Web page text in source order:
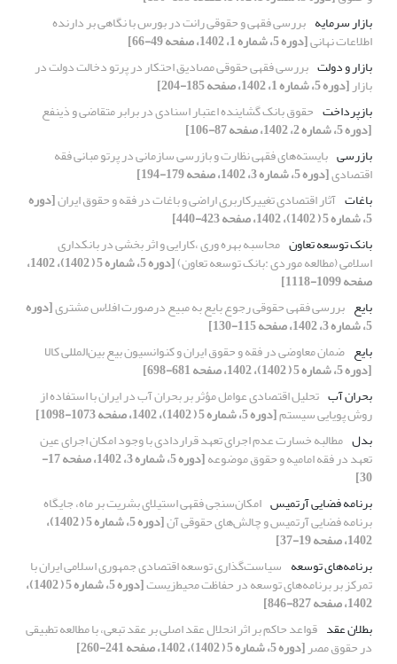
بازار سرمایه بررسی فقهی و حقوقی رانت در بورس با نگاهی بر دارنده
اطلاعات نهانی[دوره 5، شماره 1، 1402، صفحه 49-66]
بازار و دولت بررسی فقهی حقوقی مصادیق احتکار در پرتو دخالت دولت در
بازار[دوره 5، شماره 1، 1402، صفحه 185-204]
بازپرداخت حقوق بانک گشاینده اعتبار اسنادی در برابر متقاضی و ذینفع
[دوره 5، شماره 2، 1402، صفحه 87-106]
بازرسی بایسته‌های فقهی نظارت و بازرسی سازمانی در پرتو مبانی فقه
اقتصادی[دوره 5، شماره 3، 1402، صفحه 179-194]
باغات آثار اقتصادی تغییرکاربری اراضی و باغات در فقه و حقوق ایران[دوره
5، شماره 5 ( 1402)، 1402، صفحه 423-440]
بانک توسعه تعاون محاسبه بهره وری ،کارایی و اثر بخشی در بانکداری
اسلامی (مطالعه موردی :بانک توسعه تعاون) [دوره 5، شماره 5 ( 1402)، 1402،
صفحه 1099-1118]
بایع بررسی فقهی حقوقی رجوع بایع به مبیع درصورت افلاس مشتری[دوره
5، شماره 3، 1402، صفحه 115-130]
بایع ضمان معاوضی در فقه و حقوق ایران و کنوانسیون بیع بین‌المللی کالا
[دوره 5، شماره 5 ( 1402)، 1402، صفحه 681-698]
بحران آب تحلیل اقتصادی عوامل مؤثر بر بحران آب در ایران با استفاده از
روش پویایی سیستم[دوره 5، شماره 5 ( 1402)، 1402، صفحه 1073-1098]
بدل مطالبه خسارت عدم اجرای تعهد قراردادی با وجود امکان اجرای عین
تعهد در فقه امامیه و حقوق موضوعه [دوره 5، شماره 3، 1402، صفحه 17-
30]
برنامه فضایی آرتمیس امکان‌سنجی فقهی استیلای بشریت بر ماه، جایگاه
برنامه فضایی آرتمیس و چالش‌های حقوقی آن [دوره 5، شماره 5 ( 1402)،
1402، صفحه 19-37]
برنامه‌های توسعه سیاست‌گذاری توسعه اقتصادی جمهوری اسلامی ایران با
تمرکز بر برنامه‌های توسعه در حفاظت محیط‌زیست [دوره 5، شماره 5 ( 1402)،
1402، صفحه 827-846]
بطلان عقد قواعد حاکم بر اثر انحلال عقد اصلی بر عقد تبعی، با مطالعه تطبیقی
در حقوق مصر[دوره 5، شماره 5 ( 1402)، 1402، صفحه 241-260]